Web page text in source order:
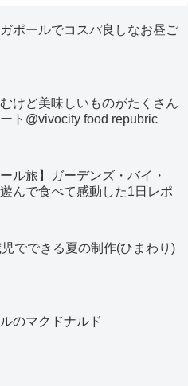
ポールでコスパ良しなお昼ご
けど美味しいものがたくさん
ト@vivocity food repubric
ール旅】ガーデンズ・バイ・
んで食べて感動した1日レポ
でできる夏の制作(ひまわり)
のマクドナルド